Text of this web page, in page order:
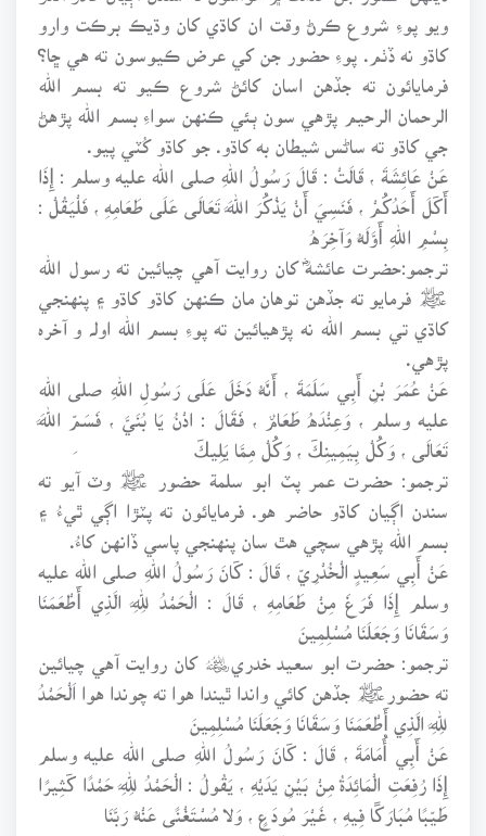
ويو پوءِ شروع ڪرڻ وقت ان کاڌي کان وڌيڪ برڪت وارو
کاڌو نه ڏٺم. پوءِ حضور جن کي عرض ڪيوسون ته هي ڇا؟
فرمايائون ته جڏهن اسان کائڻ شروع ڪيو ته بسم الله
الرحمان الرحيم پڙهي سون ٻئي ڪنهن سواءِ بسم الله پڙهڻ
جي کاڌو ته ساڻس شيطان به کاڌو. جو کاڌو کُٽي پيو.
عَنْ عَائِشَةَ ، قَالَتْ : قَالَ رَسُولُ اللهِ صلى الله عليه وسلم : إِذَا
أَكَلَ أَحَدُكُمْ ، فَنَسِيَ أَنْ يَذْكُرَ اللَّهَ تَعَالَى عَلَى طَعَامِهِ ، فَلْيَقُلْ :
بِسْمِ اللهِ أَوَّلَهُ وَآخِرَهُ
ترجمو:حضرت عائشهؓ کان روايت آهي چيائين ته رسول الله
ﷺ فرمايو ته جڏهن توهان مان ڪنهن کاڌو کاڌو ۽ پنهنجي
کاڌي تي بسم الله نه پڙهيائين ته پوءِ بسم الله اولہ و آخرہ
عَنْ عُمَرَ بْنِ أَبِي سَلَمَةَ ، أَنَّهُ دَخَلَ عَلَى رَسُولِ اللهِ صلى الله
عليه وسلم ، وَعِنْدَهُ طَعَامٌ ، فَقَالَ : ادْنُ يَا بُنَيَّ ، فَسَمِّ اللَّهَ
تَعَالَى ، وَكُلْ بِيَمِينِكَ ، وَكُلْ مِمَّا يَلِيكَ
ترجمو: حضرت عمر پٽ ابو سلمة حضور ﷺ وٽ آيو ته
سندن اڳيان کاڌو حاضر هو. فرمايائون ته پٽڙا اڳي ٿيءُ ۽
بسم الله پڙهي سچي هٿ سان پنهنجي پاسي ڏانهن کاءُ.
عَنْ أَبِي سَعِيدٍ الْخُدْرِيِّ ، قَالَ : كَانَ رَسُولُ اللهِ صلى الله عليه
وسلم إِذَا فَرَغَ مِنْ طَعَامِهِ ، قَالَ : الْحَمْدُ لِلَّهِ الَّذِي أَطْعَمَنَا
وَسَقَانَا وَجَعَلَنَا مُسْلِمِينَ
ترجمو: حضرت ابو سعيد خدري﷦ کان روايت آهي چيائين
ته حضورﷺ جڏهن کائي واندا ٿيندا هوا ته چوندا هوا اَلْحَمْدُ
لِلَّهِ الَّذِي أَطْعَمَنَا وَسَقَانَا وَجَعَلَنَا مُسْلِمِينَ
عَنْ أَبِي أُمَامَةَ ، قَالَ : كَانَ رَسُولُ اللهِ صلى الله عليه وسلم
إِذَا رُفِعَتِ الْمَائِدَةُ مِنْ بَيْنِ يَدَيْهِ ، يَقُولُ : الْحَمْدُ لِلَّهِ حَمْدًا كَثِيرًا
طَيِّبًا مُبَارَكًا فِيهِ ، غَيْرَ مُودَعٍ ، وَلا مُسْتَغْنًى عَنْهُ رَبَّنَا